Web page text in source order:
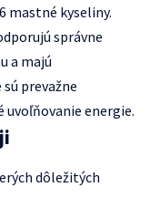
mastné kyseliny.
správne
a majú
prevažne
uvoľňovanie energie.
dôležitých